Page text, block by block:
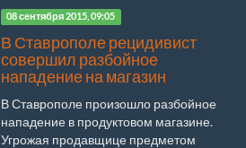
08 сентября 2015, 09:05
В Ставрополе рецидивист
совершил разбойное
нападение на магазин
В Ставрополе произошло разбойное
нападение в продуктовом магазине.
Угрожая продавщице предметом